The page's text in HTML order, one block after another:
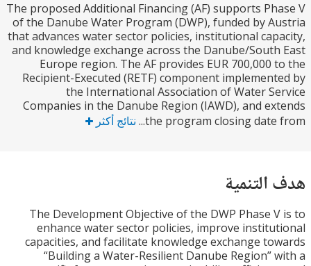
The proposed Additional Financing (AF) supports
of the Danube Water Program (DWP), funded by
that advances water sector policies, institutional
and knowledge exchange across the Danube/
Europe region. The AF provides EUR 700,000
Recipient-Executed (RETF) component
the International Association of Water
Companies in the Danube Region (IAWD), and
the program closing date نتائج أكثر
The Development Objective of the DWP Phase
enhance water sector policies, improve
capacities, and facilitate knowledge exchange
“Building a Water-Resilient Danube Region”